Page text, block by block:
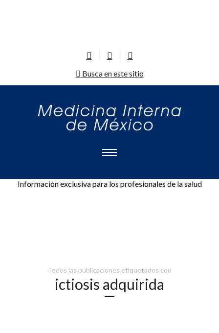
Busca en este sitio
Información exclusiva para los profesionales de la salud
Todos las publicaciones etiquetados con
ictiosis adquirida